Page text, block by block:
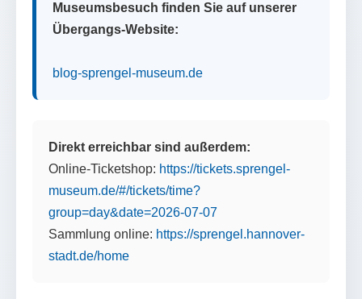
Museumsbesuch finden Sie auf unserer
Übergangs-Website:
blog-sprengel-museum.de
Direkt erreichbar sind außerdem:
Online-Ticketshop: https://tickets.sprengel-
museum.de/#/tickets/time?
group=day&date=2026-07-07
Sammlung online: https://sprengel.hannover-
stadt.de/home